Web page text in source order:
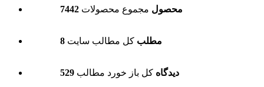
7442 محصول مجموع محصولات
8 مطلب کل مطالب سایت
529 دیدگاه کل باز خورد مطالب